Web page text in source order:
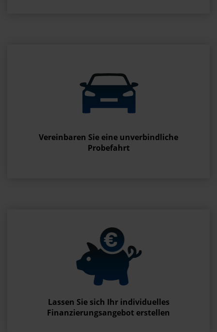
Vereinbaren Sie eine unverbindliche
Probefahrt
Lassen Sie sich Ihr individuelles
Finanzierungsangebot erstellen